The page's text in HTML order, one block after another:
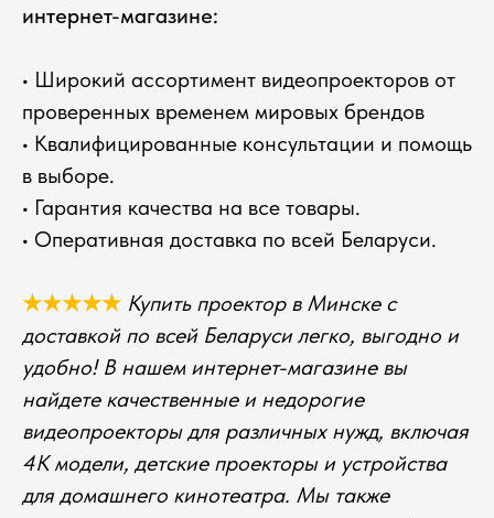
интернет-магазине:
• Широкий ассортимент видеопроекторов от
проверенных временем мировых брендов
• Квалифицированные консультации и помощь
в выборе.
• Гарантия качества на все товары.
• Оперативная доставка по всей Беларуси.
★★★★★ Купить проектор в Минске с
доставкой по всей Беларуси легко, выгодно и
удобно! В нашем интернет-магазине вы
найдете качественные и недорогие
видеопроекторы для различных нужд, включая
4K модели, детские проекторы и устройства
для домашнего кинотеатра. Мы также